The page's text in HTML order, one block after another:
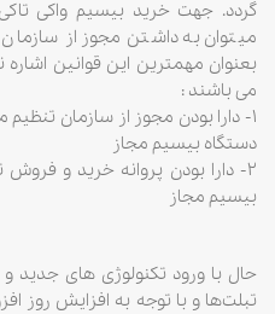
گردد. جهت خرید بیسیم واکی
میتوان به داشتن مجوز از سازمان
بعنوان مهمترین این قوانین
می باشند :
۱- دارا بودن مجوز از سازمان تنظیم
دستگاه بیسیم مجاز
۲- دارا بودن پروانه خرید و
بیسیم مجاز
حال با ورود تکنولوژی های
تبلت‌ها و با توجه به افزایش روز